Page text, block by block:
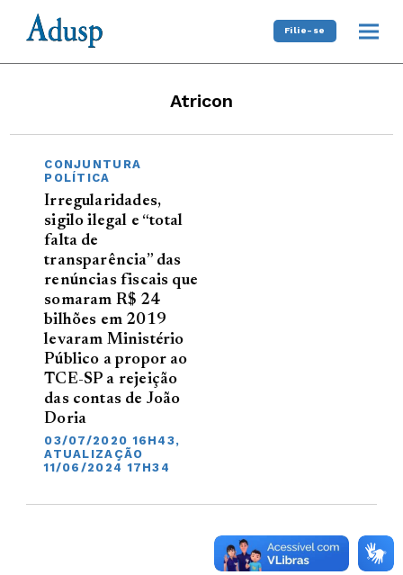
Filie-se
Atricon
CONJUNTURA
POLÍTICA
Irregularidades,
sigilo ilegal e “total
falta de
transparência” das
renúncias fiscais que
somaram R$ 24
bilhões em 2019
levaram Ministério
Público a propor ao
TCE-SP a rejeição
das contas de João
Doria
03/07/2020 16H43,
ATUALIZAÇÃO
11/06/2024 17H34